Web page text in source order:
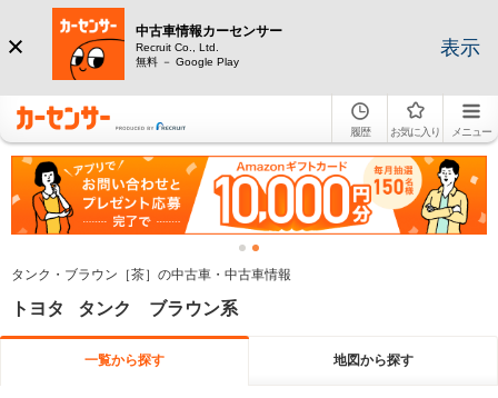
中古車情報カーセンサー
Recruit Co., Ltd.
無料 － Google Play
表示
履歴 お気に入り メニュー
タンク・ブラウン［茶］の中古車・中古車情報
トヨタ タンク ブラウン系
一覧から探す 地図から探す